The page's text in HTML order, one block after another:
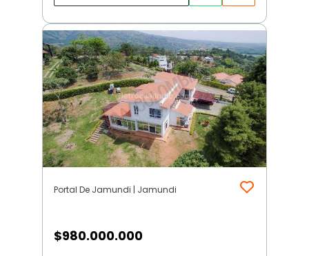
Portal De Jamundi | Jamundi
$980.000.000